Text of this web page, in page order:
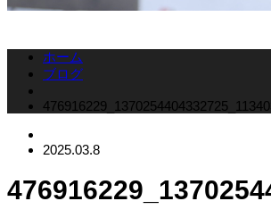
ホーム
ブログ
2025.03.8